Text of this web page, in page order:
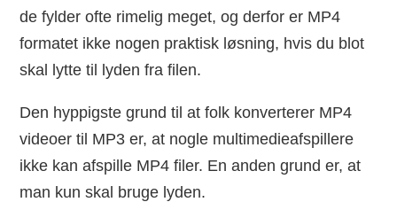
de fylder ofte rimelig meget, og derfor er MP4
formatet ikke nogen praktisk løsning, hvis du blot
skal lytte til lyden fra filen.
Den hyppigste grund til at folk konverterer MP4
videoer til MP3 er, at nogle multimedieafspillere
ikke kan afspille MP4 filer. En anden grund er, at
man kun skal bruge lyden.